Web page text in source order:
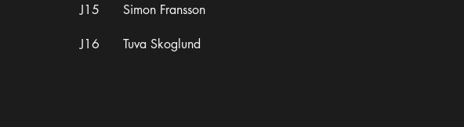
J15 Simon Fransson
J16 Tuva Skoglund